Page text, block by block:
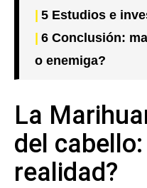
5Estudios e
6Conclusión:
o enemiga?
La
del
realidad?